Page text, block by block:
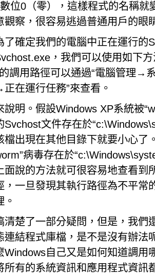
位0（零），這樣程式的名稱就
觀察，很容易逃過普通用戶的眼
了確定我們的電腦中正在運行的
，我們可以使用如下
調用路徑可以通過“電腦管理→
在運行任務”來查看。
明。假設Windows XP系統被
Svchost文件存在於
檔出現在其他目錄下就要小心了
病毒存在於
面說的方法就可很容易地查看到
，一旦發現其執行路徑為不平常
清楚了一部分疑問，但是，我們
連結程式庫檔，是不是沒有辦法
Windows自己又是如何知道調用
所有的系統資訊和應用程式資訊